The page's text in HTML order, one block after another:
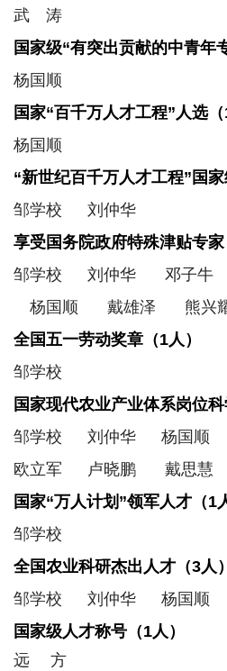
学
武 涛
国家级“有突出贡献的中青年
杨国顺
国家“百千万人才工程”人选（
杨国顺
“新世纪百千万人才工程”国家
邹学校 刘仲华
享受国务院政府特殊津贴专家
邹学校 刘仲华
邓子牛
杨国顺
戴雄泽 熊兴
全国五一劳动奖章（1人）
邹学校
国家现代农业产业体系岗位科
邹学校 刘仲华 杨国
欧立军 卢晓鹏 戴思慧
国家“万人计划”领军人才（1
邹学校
全国农业科研杰出人才（3人）
邹学校 刘仲华 杨国顺
国家级人才称号（1人）
远 方